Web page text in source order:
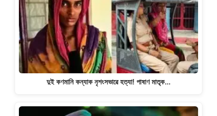
দুই কণমানি কন্যাক নৃশংসভাৱে হত্যা! পাষাণ মাতৃক…